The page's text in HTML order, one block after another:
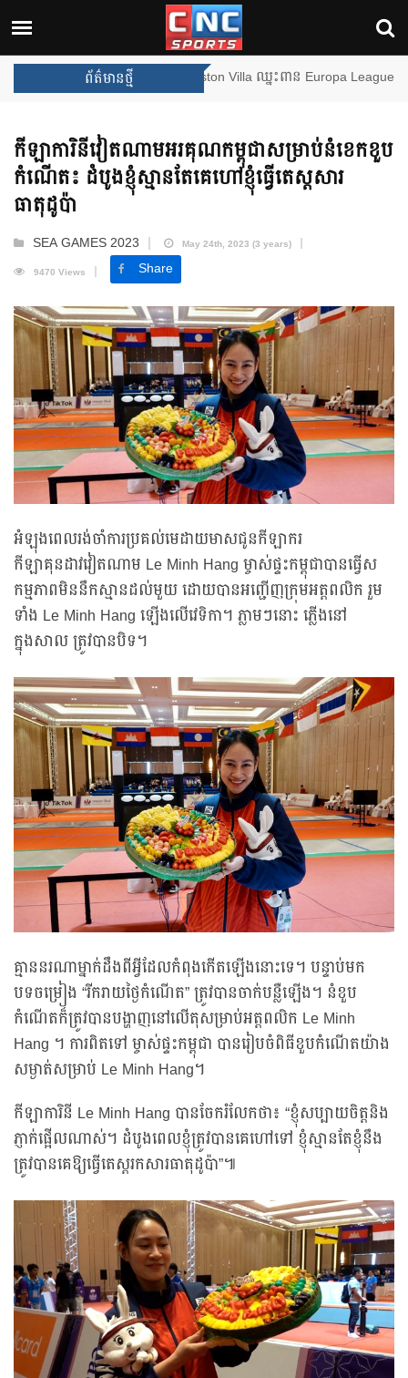
ព័ត៌មានថ្មី Arsenal បញ្ចប់ការរង់ចាំ ២២ ឆ្នាំ
កីឡាការិនីវៀតណាមអរគុណកម្ពុជាសម្រាប់នំខេកខួប
កំណើត៖ ដំបូងខ្ញុំស្មានតែគេហៅខ្ញុំធ្វើតេស្តសារ
ធាតុដូប៉ា
SEA GAMES 2023
May 24th, 2023 (3 years)
9470 Views
Share
អំឡុងពេលរង់ចាំការប្រគល់មេដាយមាសជូនកីឡាករ
កីឡាគុនដាវវៀតណាម Le Minh Hang ម្ចាស់ផ្ទះកម្ពុជាបានធ្វើស
កម្មភាពមិននឹកស្មានដល់មួយ ដោយបានអញ្ជើញក្រុមអត្តពលិក រួម
ទាំង Le Minh Hang ឡើងលើវេទិកា។ ភ្លាមៗនោះ ភ្លើងនៅ
ក្នុងសាល ត្រូវបានបិទ។
គ្មាននរណាម្នាក់ដឹងពីអ្វីដែលកំពុងកើតឡើងនោះទេ។ បន្ទាប់មក
បទចម្រៀង “រីករាយថ្ងៃកំណើត” ត្រូវបានចាក់បន្លឺឡើង។ នំខួប
កំណើតក៏ត្រូវបានបង្ហាញនៅលើតុសម្រាប់អត្តពលិក Le Minh
Hang ។ ការពិតទៅ ម្ចាស់ផ្ទះកម្ពុជា បានរៀបចំពិធីខួបកំណើតយ៉ាង
សម្ងាត់សម្រាប់ Le Minh Hang។
កីឡាការិនី Le Minh Hang បានចែករំលែកថា៖ “ខ្ញុំសប្បាយចិត្តនិង
ភ្ញាក់ផ្អើលណាស់។ ដំបូងពេលខ្ញុំត្រូវបានគេហៅទៅ ខ្ញុំស្មានតែខ្ញុំនឹង
ត្រូវបានគេឱ្យធ្វើតេស្តរកសារធាតុដូប៉ា”៕